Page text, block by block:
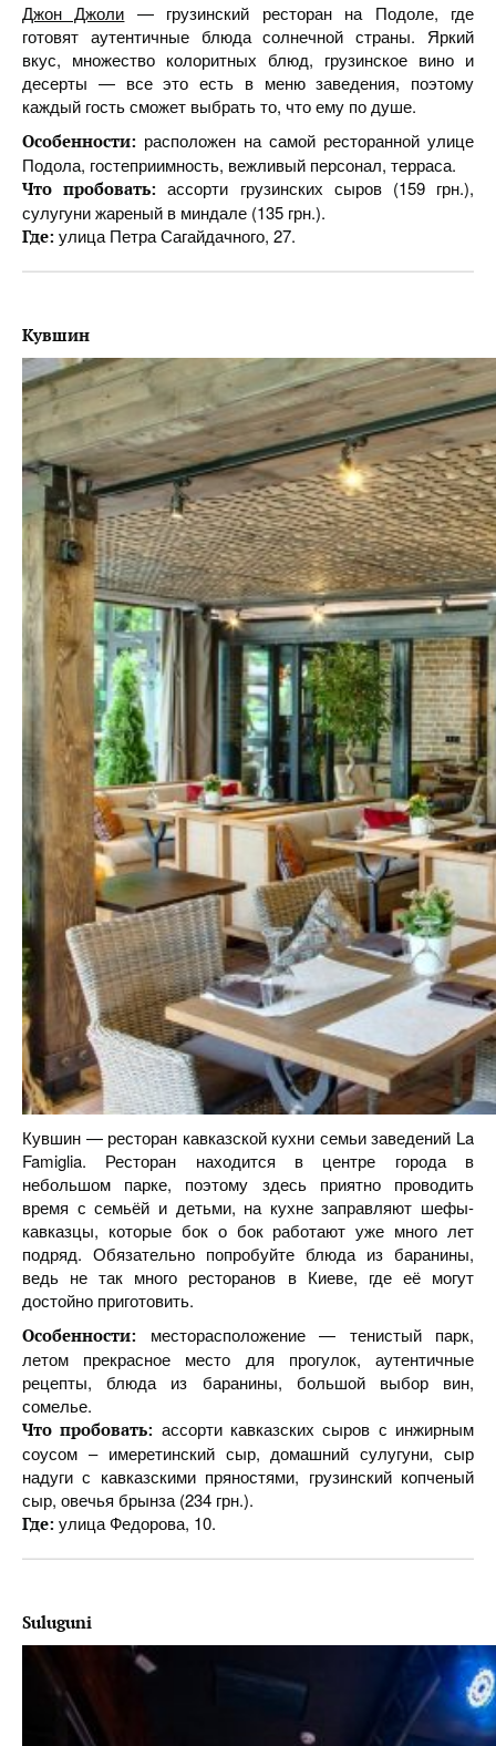
Джон Джоли — грузинский ресторан на Подоле, где
готовят аутентичные блюда солнечной страны. Яркий
вкус, множество колоритных блюд, грузинское вино и
десерты — все это есть в меню заведения, поэтому
каждый гость сможет выбрать то, что ему по душе.
Особенности: расположен на самой ресторанной улице
Подола, гостеприимность, вежливый персонал, терраса.
Что пробовать: ассорти грузинских сыров (159 грн.),
сулугуни жареный в миндале (135 грн.).
Где: улица Петра Сагайдачного, 27.
Кувшин
Кувшин — ресторан кавказской кухни семьи заведений La
Famiglia. Ресторан находится в центре города в
небольшом парке, поэтому здесь приятно проводить
время с семьёй и детьми, на кухне заправляют шефы-
кавказцы, которые бок о бок работают уже много лет
подряд. Обязательно попробуйте блюда из баранины,
ведь не так много ресторанов в Киеве, где её могут
достойно приготовить.
Особенности: месторасположение — тенистый парк,
летом прекрасное место для прогулок, аутентичные
рецепты, блюда из баранины, большой выбор вин,
сомелье.
Что пробовать: ассорти кавказских сыров с инжирным
соусом – имеретинский сыр, домашний сулугуни, сыр
надуги с кавказскими пряностями, грузинский копченый
сыр, овечья брынза (234 грн.).
Где: улица Федорова, 10.
Suluguni